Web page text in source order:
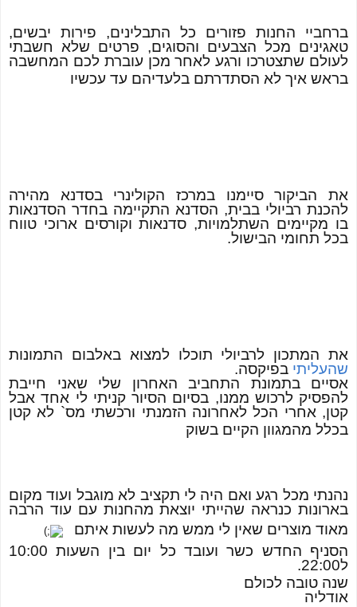
ברחביי החנות פזורים כל התבלינים, פירות יבשים,
טאגינים מכל הצבעים והסוגים, פרטים שלא חשבתי
לעולם שתצטרכו ורגע לאחר מכן עוברת לכם המחשבה
בראש איך לא הסתדרתם בלעדיהם עד עכשיו
את הביקור סיימנו במרכז הקולינרי בסדנא מהירה
להכנת רביולי בבית, הסדנא התקיימה בחדר הסדנאות
בו מקיימים השתלמויות, סדנאות וקורסים ארוכי טווח
בכל תחומי הבישול.
את המתכון לרביולי תוכלו למצוא באלבום התמונות
שהעליתי בפיקסה.
אסיים בתמונת התחביב האחרון שלי שאני חייבת
להפסיק לרכוש ממנו, בסיום הסיור קניתי לי אחד אבל
קטן, אחרי הכל לאחרונה הזמנתי ורכשתי מס` לא קטן
בכלל מהמגוון הקיים בשוק
נהנתי מכל רגע ואם היה לי תקציב לא מוגבל ועוד מקום
בארונות כנראה שהייתי יוצאת מהחנות עם עוד הרבה
מאוד מוצרים שאין לי ממש מה לעשות איתם
הסניף החדש כשר ועובד כל יום בין השעות 10:00
ל22:00.
שנה טובה לכולם
אודליה